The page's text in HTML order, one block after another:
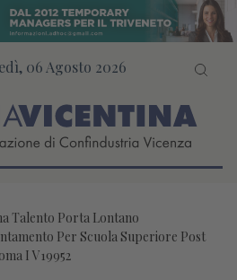
06 Agosto 2026
Talento Porta Lontano
Per Scuola Superiore Post
I V19952